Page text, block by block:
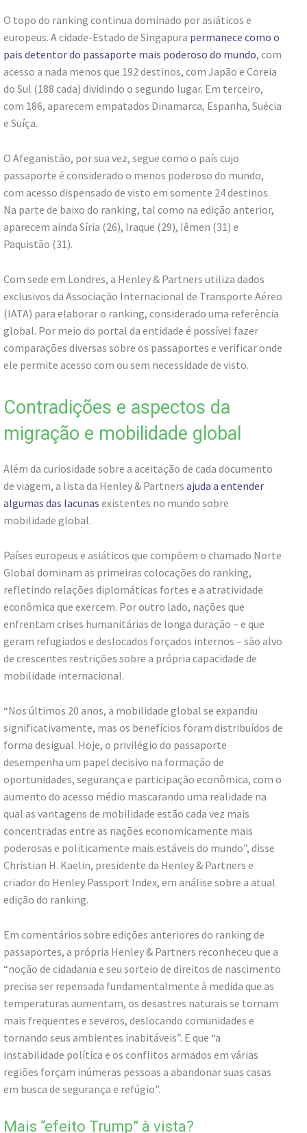
O topo do ranking continua dominado por asiáticos e
europeus. A cidade-Estado de Singapura permanece como o
pais detentor do passaporte mais poderoso do mundo, com
acesso a nada menos que 192 destinos, com Japão e Coreia
do Sul (188 cada) dividindo o segundo lugar. Em terceiro,
com 186, aparecem empatados Dinamarca, Espanha, Suécia
e Suíça.
O Afeganistão, por sua vez, segue como o país cujo
passaporte é considerado o menos poderoso do mundo,
com acesso dispensado de visto em somente 24 destinos.
Na parte de baixo do ranking, tal como na edição anterior,
aparecem ainda Síria (26), Iraque (29), Iêmen (31) e
Paquistão (31).
Com sede em Londres, a Henley & Partners utiliza dados
exclusivos da Associação Internacional de Transporte Aéreo
(IATA) para elaborar o ranking, considerado uma referência
global. Por meio do portal da entidade é possível fazer
comparações diversas sobre os passaportes e verificar onde
ele permite acesso com ou sem necessidade de visto.
Contradições e aspectos da
migração e mobilidade global
Além da curiosidade sobre a aceitação de cada documento
de viagem, a lista da Henley & Partners ajuda a entender
algumas das lacunas existentes no mundo sobre
mobilidade global.
Países europeus e asiáticos que compõem o chamado Norte
Global dominam as primeiras colocações do ranking,
refletindo relações diplomáticas fortes e a atratividade
econômica que exercem. Por outro lado, nações que
enfrentam crises humanitárias de longa duração – e que
geram refugiados e deslocados forçados internos – são alvo
de crescentes restrições sobre a própria capacidade de
mobilidade internacional.
“Nos últimos 20 anos, a mobilidade global se expandiu
significativamente, mas os benefícios foram distribuídos de
forma desigual. Hoje, o privilégio do passaporte
desempenha um papel decisivo na formação de
oportunidades, segurança e participação econômica, com o
aumento do acesso médio mascarando uma realidade na
qual as vantagens de mobilidade estão cada vez mais
concentradas entre as nações economicamente mais
poderosas e politicamente mais estáveis do mundo”, disse
Christian H. Kaelin, presidente da Henley & Partners e
criador do Henley Passport Index, em análise sobre a atual
edição do ranking.
Em comentários sobre edições anteriores do ranking de
passaportes, a própria Henley & Partners reconheceu que a
“noção de cidadania e seu sorteio de direitos de nascimento
precisa ser repensada fundamentalmente à medida que as
temperaturas aumentam, os desastres naturais se tornam
mais frequentes e severos, deslocando comunidades e
tornando seus ambientes inabitáveis”. E que “a
instabilidade política e os conflitos armados em várias
regiões forçam inúmeras pessoas a abandonar suas casas
em busca de segurança e refúgio”.
Mais “efeito Trump” à vista?